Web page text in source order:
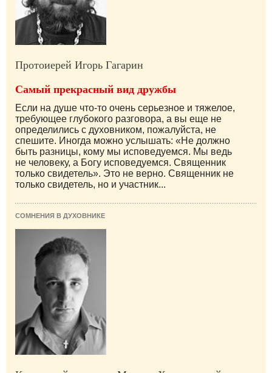
Протоиерей Игорь Гагарин
Самый прекрасный вид дружбы
Если на душе что-то очень серьезное и тяжелое,
требующее глубокого разговора, а вы еще не
определились с духовником, пожалуйста, не
спешите. Иногда можно услышать: «Не должно
быть разницы, кому мы исповедуемся. Мы ведь
не человеку, а Богу исповедуемся. Священник
только свидетель». Это не верно. Священник не
только свидетель, но и участник...
СОМНЕНИЯ В ДУХОВНИКЕ